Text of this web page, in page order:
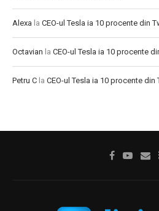
Alexa la CEO-ul Tesla ia 10 procente din
Octavian la CEO-ul Tesla ia 10 procente
Petru C la CEO-ul Tesla ia 10 procente din